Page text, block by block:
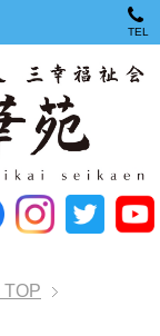
TEL
TOP